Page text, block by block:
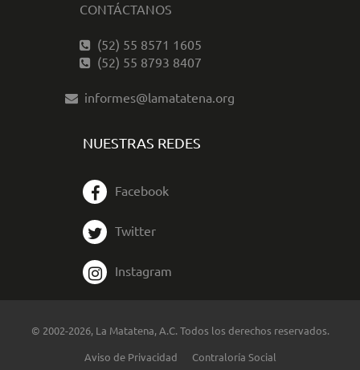
CONTÁCTANOS
(52) 55 8571 1605
(52) 55 8793 8407
informes@lamatatena.org
NUESTRAS REDES
Facebook
Twitter
Instagram
© 2002-2026, La Matatena, A.C. Todos los derechos reservados.
Aviso de Privacidad
Contraloría Social